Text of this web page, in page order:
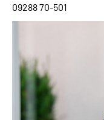
09288 70-501